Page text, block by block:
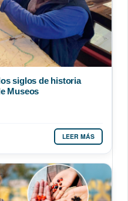
siglos de historia
Museos
LEER MÁS